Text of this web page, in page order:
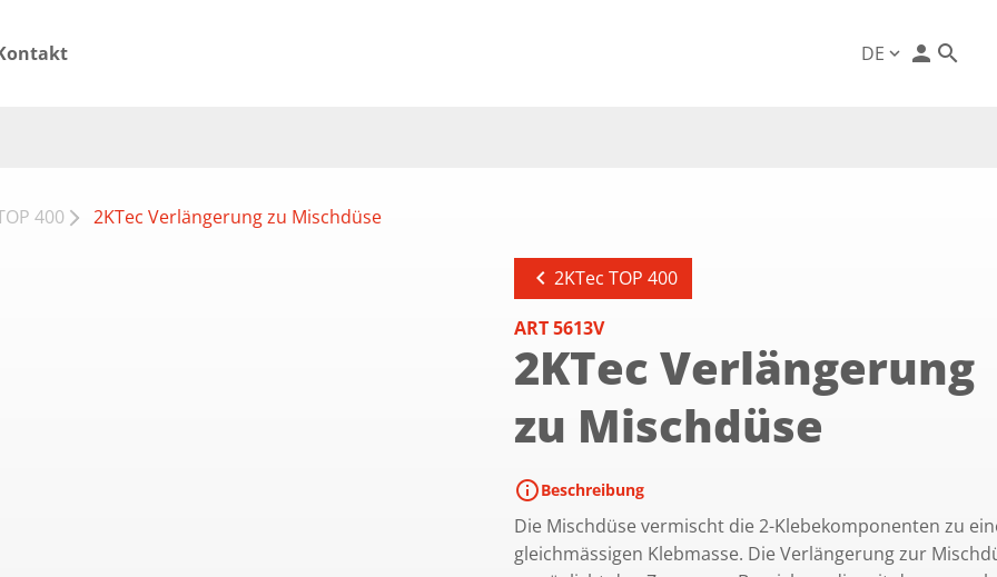
DE expand_more person
400 2KTec Verlängerung zu Mischdüse
chevron_left2KTec TOP 400
ART 5613V
2KTec Verlängerung
zu Mischdüse
infoBeschreibung
Die Mischdüse vermischt die 2-Klebekomponenten zu
gleichmässigen Klebmasse. Die Verlängerung zur